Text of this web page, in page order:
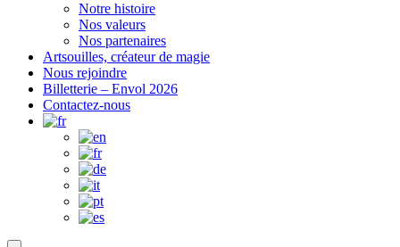
Notre histoire
Nos valeurs
Nos partenaires
Artsouilles, créateur de magie
Nous rejoindre
Billetterie – Envol 2026
Contactez-nous